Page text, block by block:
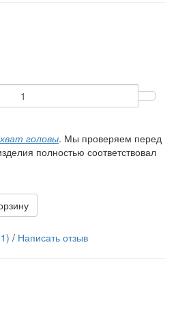
головы. Мы проверяем перед
полностью соответствовал
/ Написать отзыв